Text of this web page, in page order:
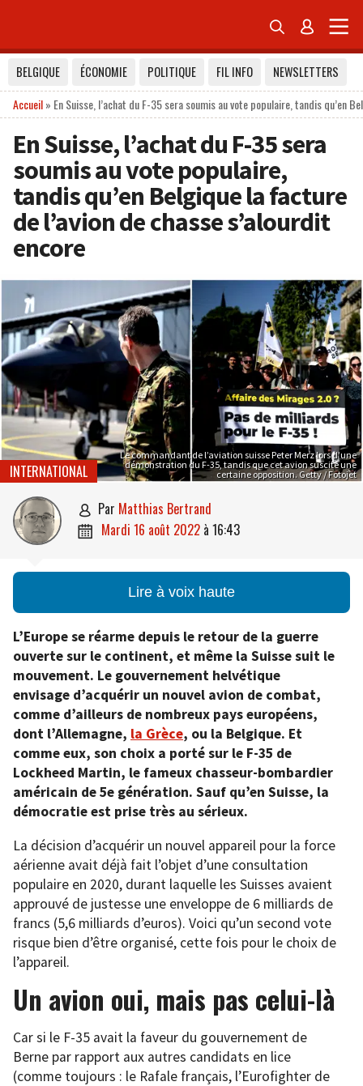
 
BELGIQUE ÉCONOMIE POLITIQUE FIL INFO
NEWSLETTERS
Accueil» En Suisse, l’achat du F-35 sera soumis au vote populaire, tandis qu’en
En Suisse, l’achat du F-35 sera
soumis au vote populaire,
tandis qu’en Belgique la facture
de l’avion de chasse s’alourdit
encore
Le commandant de l’aviation suisse Peter Merz lors d’une
démonstration du F-35, tandis que cet avion suscite une
certaine opposition. Getty / Fotojet
INTERNATIONAL
 par Matthias Bertrand
 mardi 16 août 2022 à 16:43
Lire à voix haute
L’Europe se réarme depuis le retour de la guerre
ouverte sur le continent, et même la Suisse suit le
mouvement. Le gouvernement helvétique
envisage d’acquérir un nouvel avion de combat,
comme d’ailleurs de nombreux pays européens,
dont l’Allemagne, la Grèce, ou la Belgique. Et
comme eux, son choix a porté sur le F-35 de
Lockheed Martin, le fameux chasseur-bombardier
américain de 5e génération. Sauf qu’en Suisse, la
démocratie est prise très au sérieux.
La décision d’acquérir un nouvel appareil pour la force
aérienne avait déjà fait l’objet d’une consultation
populaire en 2020, durant laquelle les Suisses avaient
approuvé de justesse une enveloppe de 6 milliards de
francs (5,6 milliards d’euros). Voici qu’un second vote
risque bien d’être organisé, cette fois pour le choix de
l’appareil.
Un avion oui, mais pas celui-là
Car si le F-35 avait la faveur du gouvernement de
Berne par rapport aux autres candidats en lice
(comme toujours : le Rafale français, l’Eurofighter de